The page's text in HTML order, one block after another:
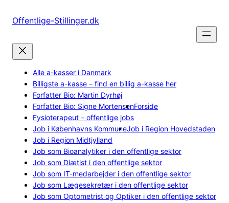
Offentlige-Stillinger.dk
Alle a-kasser i Danmark
Billigste a-kasse – find en billig a-kasse her
Forfatter Bio: Martin Dyrhøj
Forfatter Bio: Signe MortensenForside
Fysioterapeut – offentlige jobs
Job i Københavns KommuneJob i Region Hovedstaden
Job i Region Midtjylland
Job som Bioanalytiker i den offentlige sektor
Job som Diætist i den offentlige sektor
Job som IT-medarbejder i den offentlige sektor
Job som Lægesekretær i den offentlige sektor
Job som Optometrist og Optiker i den offentlige sektor